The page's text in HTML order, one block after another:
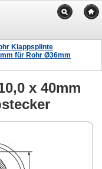
Klappsplinte
für Rohr Ø36mm
x 40mm